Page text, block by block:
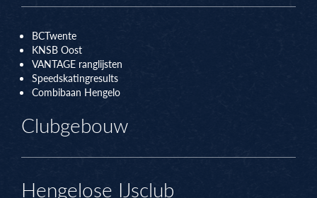
BCTwente
KNSB Oost
VANTAGE ranglijsten
Speedskatingresults
Combibaan Hengelo
Clubgebouw
Hengelose IJsclub